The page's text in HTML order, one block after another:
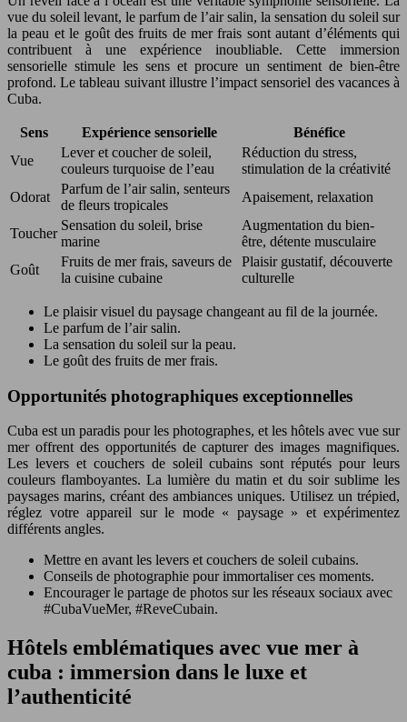
vue du soleil levant, le parfum de l’air salin, la sensation du soleil sur
la peau et le goût des fruits de mer frais sont autant d’éléments qui
contribuent à une expérience inoubliable. Cette immersion
sensorielle stimule les sens et procure un sentiment de bien-être
profond. Le tableau suivant illustre l’impact sensoriel des vacances à
Cuba.
Sens Expérience sensorielle
Bénéfice
Vue
Lever et coucher de soleil,
couleurs turquoise de l’eau
Réduction du stress,
stimulation de la créativité
Odorat
Parfum de l’air salin, senteurs
de fleurs tropicales
Apaisement, relaxation
Toucher
Sensation du soleil, brise
marine
Augmentation du bien-
être, détente musculaire
Goût
Fruits de mer frais, saveurs de
la cuisine cubaine
Plaisir gustatif, découverte
culturelle
Le plaisir visuel du paysage changeant au fil de la journée.
Le parfum de l’air salin.
La sensation du soleil sur la peau.
Le goût des fruits de mer frais.
Opportunités photographiques exceptionnelles
Cuba est un paradis pour les photographes, et les hôtels avec vue sur
mer offrent des opportunités de capturer des images magnifiques.
Les levers et couchers de soleil cubains sont réputés pour leurs
couleurs flamboyantes. La lumière du matin et du soir sublime les
paysages marins, créant des ambiances uniques. Utilisez un trépied,
réglez votre appareil sur le mode « paysage » et expérimentez
différents angles.
Mettre en avant les levers et couchers de soleil cubains.
Conseils de photographie pour immortaliser ces moments.
Encourager le partage de photos sur les réseaux sociaux avec
#CubaVueMer, #ReveCubain.
Hôtels emblématiques avec vue mer à
cuba : immersion dans le luxe et
l’authenticité